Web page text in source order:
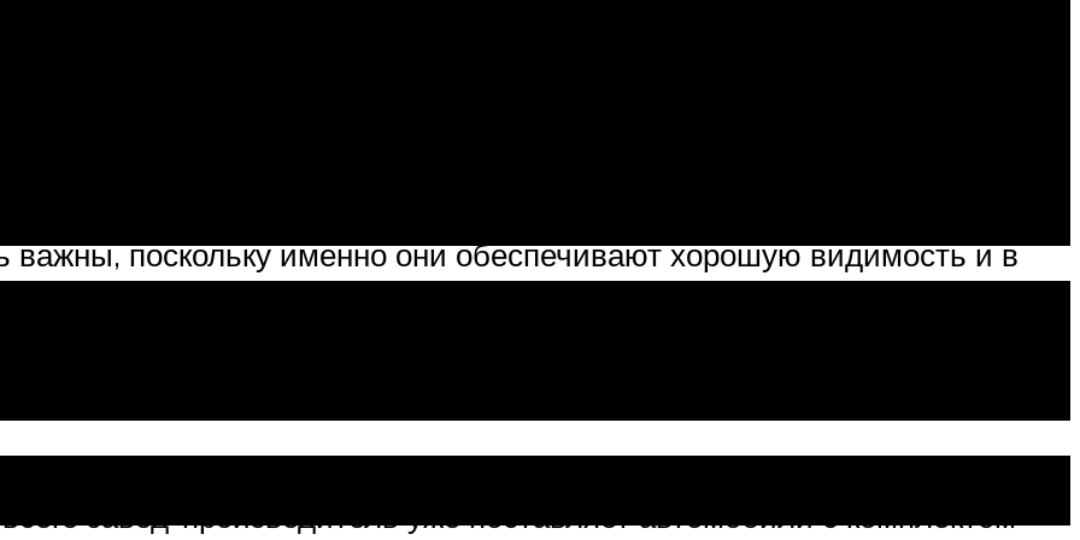
его пассажирам и другим участникам дорожного движения.
водителю необходимо четко видеть дорогу, по которой движется
важны, поскольку именно они обеспечивают хорошую видимость и в
погоды. На сегодня представлены несколько типов
условно разделить на такие категории:
используются галогенные, ксеноновые, разрядные лампы высокой
предназначение, дополнительное освещение дороги во время
завод-производитель уже поставляет автомобили с комплектом